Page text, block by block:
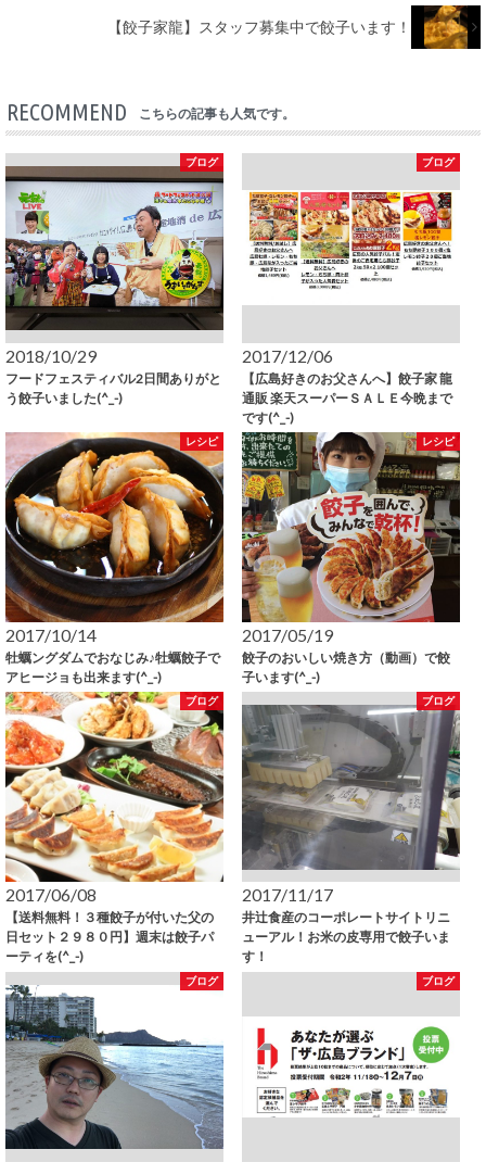
【餃子家龍】スタッフ募集中で餃子います！
RECOMMEND こちらの記事も人気です。
ブログ
2018/10/29
フードフェスティバル2日間ありがと
う餃子いました(^_-)
ブログ
2017/12/06
【広島好きのお父さんへ】餃子家 龍
通販 楽天スーパーＳＡＬＥ今晩まで
です(^_-)
レシピ
2017/10/14
牡蠣ングダムでおなじみ♪牡蠣餃子で
アヒージョも出来ます(^_-)
レシピ
2017/05/19
餃子のおいしい焼き方（動画）で餃
子います(^_-)
ブログ
2017/06/08
【送料無料！３種餃子が付いた父の
日セット２９８０円】週末は餃子パ
ーティを(^_-)
ブログ
2017/11/17
井辻食産のコーポレートサイトリニ
ューアル！お米の皮専用で餃子いま
す！
ブログ ブログ